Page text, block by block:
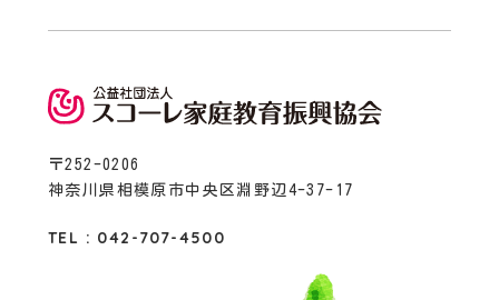
〒252-0206
神奈川県相模原市中央区淵野辺4-37-17
TEL : 042-707-4500